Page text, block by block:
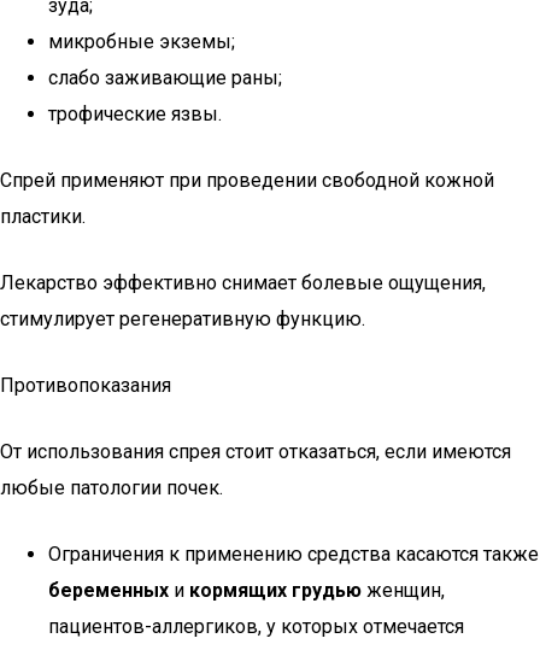
зуда;
микробные экземы;
слабо заживающие раны;
трофические язвы.
Спрей применяют при проведении свободной кожной
пластики.
Лекарство эффективно снимает болевые ощущения,
стимулирует регенеративную функцию.
Противопоказания
От использования спрея стоит отказаться, если имеются
любые патологии почек.
Ограничения к применению средства касаются также
беременных и кормящих грудью женщин,
пациентов-аллергиков, у которых отмечается